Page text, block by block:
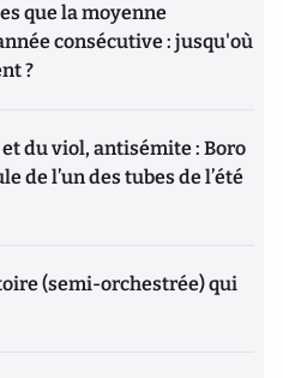
que la moyenne
consécutive : jusqu'où
?
du viol, antisémite : Boro
de l’un des tubes de l’été
(semi-orchestrée) qui